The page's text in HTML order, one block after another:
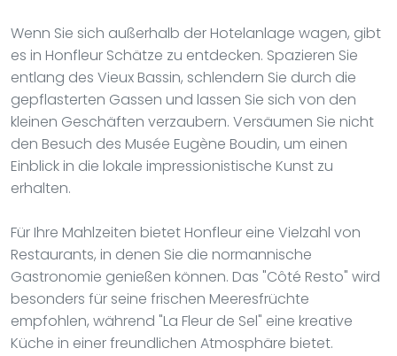
Wenn Sie sich außerhalb der Hotelanlage wagen, gibt
es in Honfleur Schätze zu entdecken. Spazieren Sie
entlang des Vieux Bassin, schlendern Sie durch die
gepflasterten Gassen und lassen Sie sich von den
kleinen Geschäften verzaubern. Versäumen Sie nicht
den Besuch des Musée Eugène Boudin, um einen
Einblick in die lokale impressionistische Kunst zu
erhalten.
Für Ihre Mahlzeiten bietet Honfleur eine Vielzahl von
Restaurants, in denen Sie die normannische
Gastronomie genießen können. Das "Côté Resto" wird
besonders für seine frischen Meeresfrüchte
empfohlen, während "La Fleur de Sel" eine kreative
Küche in einer freundlichen Atmosphäre bietet.